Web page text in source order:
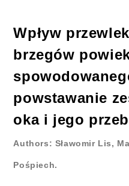
Wpływ
brzegów
powstawanie
oka i jego
Authors: Sławomir Lis,
Pośpiech.